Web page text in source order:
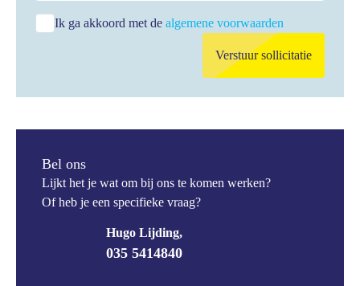
Ik ga akkoord met de algemene voorwaarden
Verstuur sollicitatie
Bel ons
Lijkt het je wat om bij ons te komen werken?
Of heb je een specifieke vraag?
Hugo Lijding,
035 5414840